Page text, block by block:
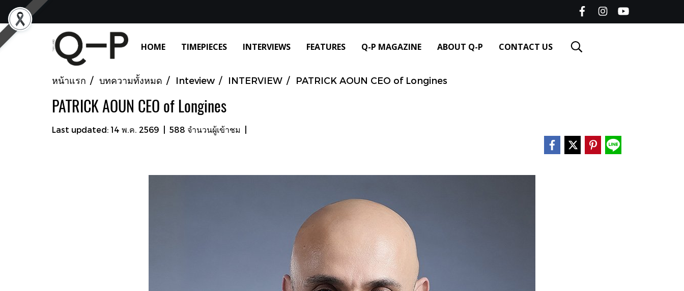
HOME TIMEPIECES INTERVIEWS FEATURES Q-P MAGAZINE ABOUT Q-P CONTACT US
หน้าแรก บทความทั้งหมด Inteview INTERVIEW PATRICK AOUN CEO of Longines
PATRICK AOUN CEO of Longines
Last updated: 14 พ.ค. 2569 588 จำนวนผู้เข้าชม